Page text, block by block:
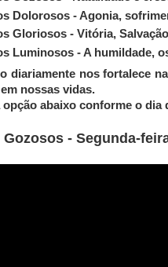
Dolorosos - Agonia,
Gloriosos - Vitória,
Luminosos - A humildade,
diariamente nos fortalece
nossas vidas.
opção abaixo conforme o
- Segunda-